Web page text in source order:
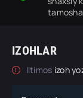
IZOHLAR
Iltimos izoh